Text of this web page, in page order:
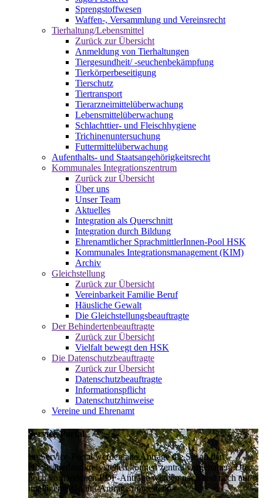
Sprengstoffwesen
Waffen-, Versammlung und Vereinsrecht
Tierhaltung/Lebensmittel
Zurück zur Übersicht
Anmeldung von Tierhaltungen
Tiergesundheit/ -seuchenbekämpfung
Tierkörperbeseitigung
Tierschutz
Tiertransport
Tierarzneimittelüberwachung
Lebensmittelüberwachung
Schlachttier- und Fleischhygiene
Trichinenuntersuchung
Futtermittelüberwachung
Aufenthalts- und Staatsangehörigkeitsrecht
Kommunales Integrationszentrum
Zurück zur Übersicht
Über uns
Unser Team
Aktuelles
Integration als Querschnitt
Integration durch Bildung
Ehrenamtlicher SprachmittlerInnen-Pool HSK
Kommunales Integrationsmanagement (KIM)
Archiv
Gleichstellung
Zurück zur Übersicht
Vereinbarkeit Familie Beruf
Häusliche Gewalt
Die Gleichstellungsbeauftragte
Der Behindertenbeauftragte
Zurück zur Übersicht
Vielfalt bewegt den HSK
Die Datenschutzbeauftragte
Zurück zur Übersicht
Datenschutzbeauftragte
Informationspflicht
Datenschutzhinweise
Vereine und Ehrenamt
Service-Portal
Im Service-Portal werden alle Anträge die Sie an den
Hochsauerlandkreis stellen können zentral vorgehalten. Die
noch vorhandenen PDF-Anträge werden nach und nach auf
intelligente Online-Anträge umgestellt.